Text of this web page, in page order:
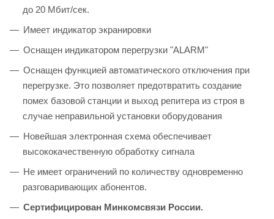
до 20 Мбит/сек.
Имеет индикатор экранировки
Оснащен индикатором перегрузки "ALARM"
Оснащен функцией автоматического отключения при
перегрузке. Это позволяет предотвратить создание
помех базовой станции и выход репитера из строя в
случае неправильной установки оборудования
Новейшая электронная схема обеспечивает
высококачественную обработку сигнала
Не имеет ограничений по количеству одновременно
разговаривающих абонентов.
Сертифицирован Минкомсвязи России.